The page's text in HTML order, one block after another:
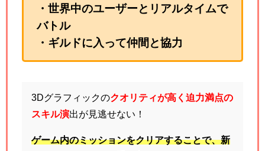
・世界中のユーザーとリアルタイムで
バトル
・ギルドに入って仲間と協力
3Dグラフィックのクオリティが高く迫力満点の
スキル演出が見逃せない！
ゲーム内のミッションをクリアすることで、新